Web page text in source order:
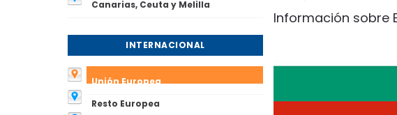
Información sobre
Canarias, Ceuta y Melilla
INTERNACIONAL
Unión Europea
Resto Europea